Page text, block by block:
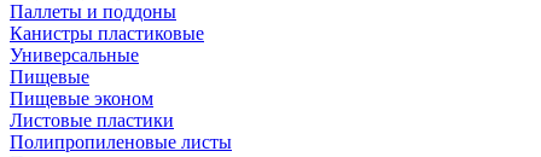
Паллеты и поддоны
Канистры пластиковые
Универсальные
Пищевые
Пищевые эконом
Листовые пластики
Полипропиленовые листы